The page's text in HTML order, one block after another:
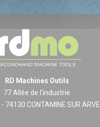
RD Machines Outils
77 Allée de l'industrie
- 74130 CONTAMINE SUR ARVE